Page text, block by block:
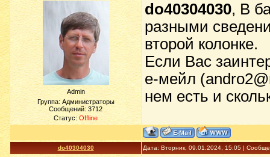
Admin
Группа: Администраторы
Сообщений: 3712
Статус:Offline
do40304030, В
разными
второй колонке.
Если Вас
е-мейл
нем есть и
do40304030 Дата: Вторник, 09.01.2024, 15:05 |